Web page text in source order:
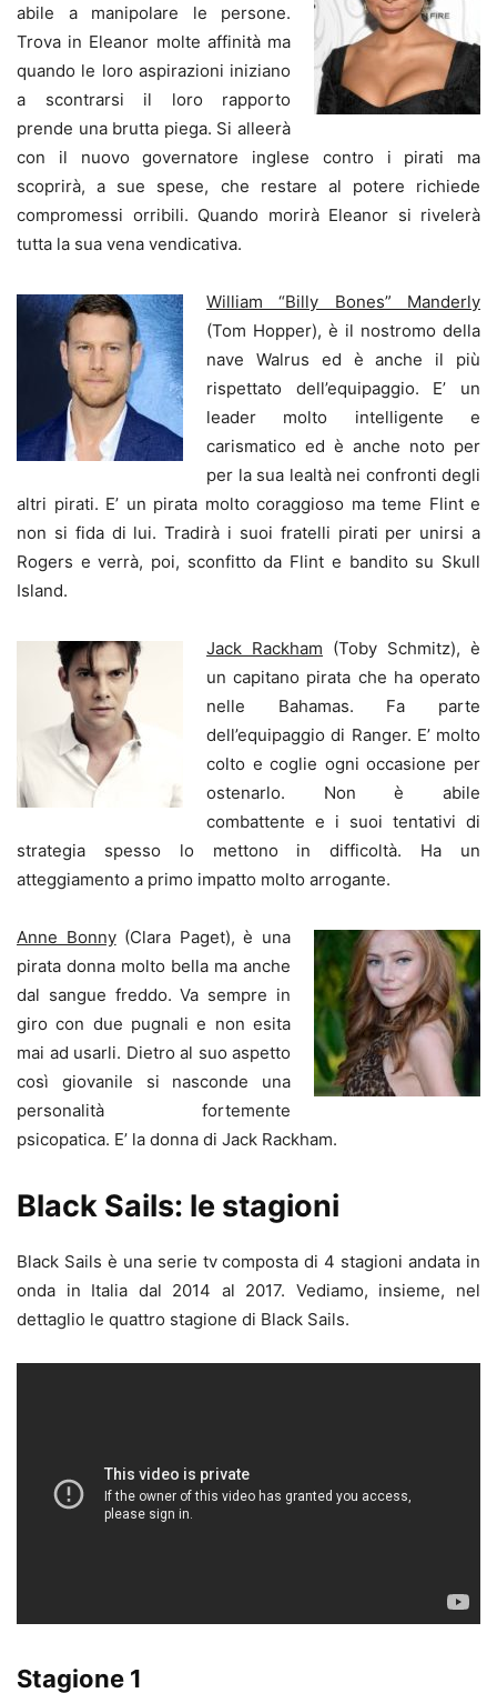
abile a manipolare le persone.
Trova in Eleanor molte affinità ma
quando le loro aspirazioni iniziano
a scontrarsi il loro rapporto
prende una brutta piega. Si alleerà
con il nuovo governatore inglese contro i pirati ma
scoprirà, a sue spese, che restare al potere richiede
compromessi orribili. Quando morirà Eleanor si rivelerà
tutta la sua vena vendicativa.
William “Billy Bones” Manderly
(Tom Hopper), è il nostromo della
nave Walrus ed è anche il più
rispettato dell’equipaggio. E’ un
leader molto intelligente e
carismatico ed è anche noto per
per la sua lealtà nei confronti degli
altri pirati. E’ un pirata molto coraggioso ma teme Flint e
non si fida di lui. Tradirà i suoi fratelli pirati per unirsi a
Rogers e verrà, poi, sconfitto da Flint e bandito su Skull
Island.
Jack Rackham (Toby Schmitz), è
un capitano pirata che ha operato
nelle Bahamas. Fa parte
dell’equipaggio di Ranger. E’ molto
colto e coglie ogni occasione per
ostenarlo. Non è abile
combattente e i suoi tentativi di
strategia spesso lo mettono in difficoltà. Ha un
atteggiamento a primo impatto molto arrogante.
Anne Bonny(Clara Paget), è una
pirata donna molto bella ma anche
dal sangue freddo. Va sempre in
giro con due pugnali e non esita
mai ad usarli. Dietro al suo aspetto
così giovanile si nasconde una
personalità fortemente
psicopatica. E’ la donna di Jack Rackham.
Black Sails: le stagioni
Black Sails è una serie tv composta di 4 stagioni andata in
onda in Italia dal 2014 al 2017. Vediamo, insieme, nel
dettaglio le quattro stagione di Black Sails.
Stagione 1